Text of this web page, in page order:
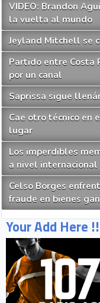
VIDEO: Brandon
la vuelta al mundo
Jeyland Mitchell se
Partido entre Costa
por un canal
Saprissa sigue
Cae otro técnico en
lugar
Los imperdibles
a nivel internacional
Celso Borges
fraude en bienes
Your Add Here !!